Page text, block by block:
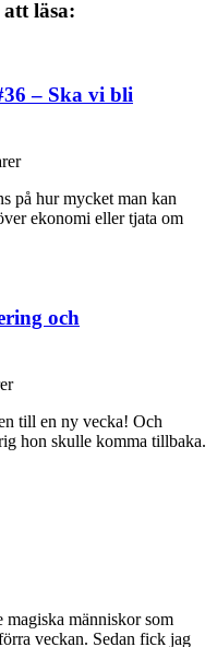
läsa:
– Ska vi bli
på hur mycket man kan
ekonomi eller tjata om
och
till en ny vecka! Och
hon skulle komma tillbaka.
människor som
veckan. Sedan fick jag